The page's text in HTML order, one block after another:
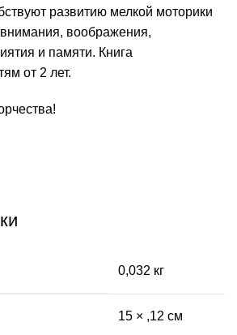
развитию мелкой моторики
воображения,
и памяти. Книга
от 2 лет.
0,032 кг
15 × ,12 см